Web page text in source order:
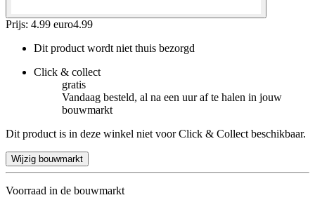
Prijs: 4.99 euro4.99
Dit product wordt niet thuis bezorgd
Click & collect
gratis
Vandaag besteld, al na een uur af te halen in jouw
bouwmarkt
Dit product is in deze winkel niet voor Click & Collect beschikbaar.
Wijzig bouwmarkt
Voorraad in de bouwmarkt